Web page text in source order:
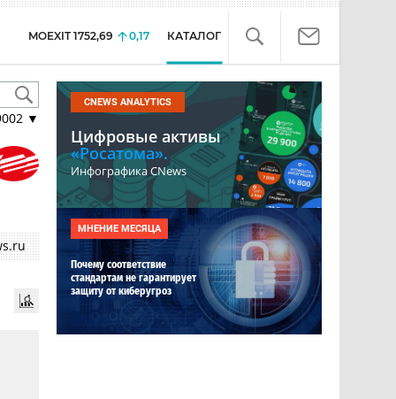
MOEXIT 1752,69 0,17 КАТАЛОГ
▼
CNEWS ANALYTICS
Цифровые активы
«Росатома».
Инфографика CNews
МНЕНИЕ МЕСЯЦА
Почему соответствие
стандартам не гарантирует
защиту от киберугроз